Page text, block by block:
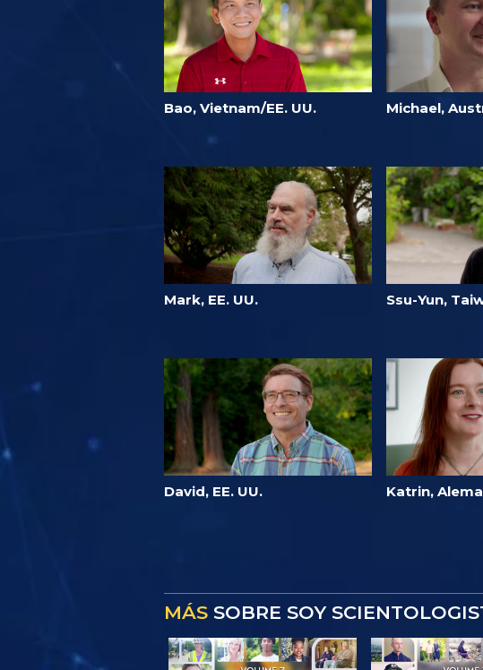
Bao, Vietnam/EE. UU. Michael,
Mark, EE. UU. Ssu-Yun,
David, EE. UU. Katrin,
MÁS SOBRE SOY